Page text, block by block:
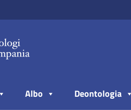
Albo Deontologia